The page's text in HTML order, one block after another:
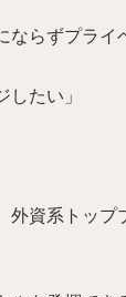
らずプライ
たい」
資系トッ